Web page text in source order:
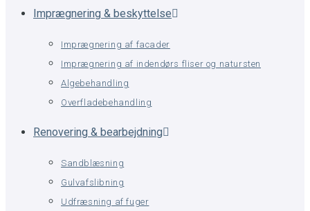
Imprægnering & beskyttelse
Imprægnering af facader
Imprægnering af indendørs fliser og natursten
Algebehandling
Overfladebehandling
Renovering & bearbejdning
Sandblæsning
Gulvafslibning
Udfræsning af fuger